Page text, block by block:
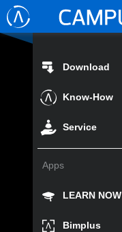
Download
Know-How
Service
Apps
LEARN NOW
Bimplus